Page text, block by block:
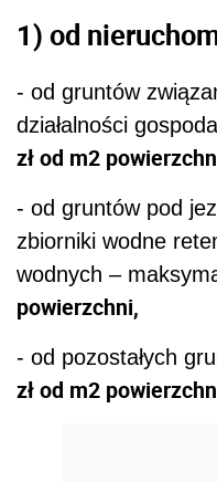
1) od
- od gruntów
działalności
zł od m2
- od gruntów pod
zbiorniki wodne
wodnych –
powierzchni,
- od pozostałych
zł od m2